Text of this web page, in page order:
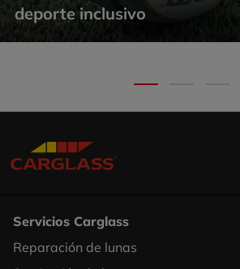
deporte inclusivo
Servicios Carglass
Reparación de lunas